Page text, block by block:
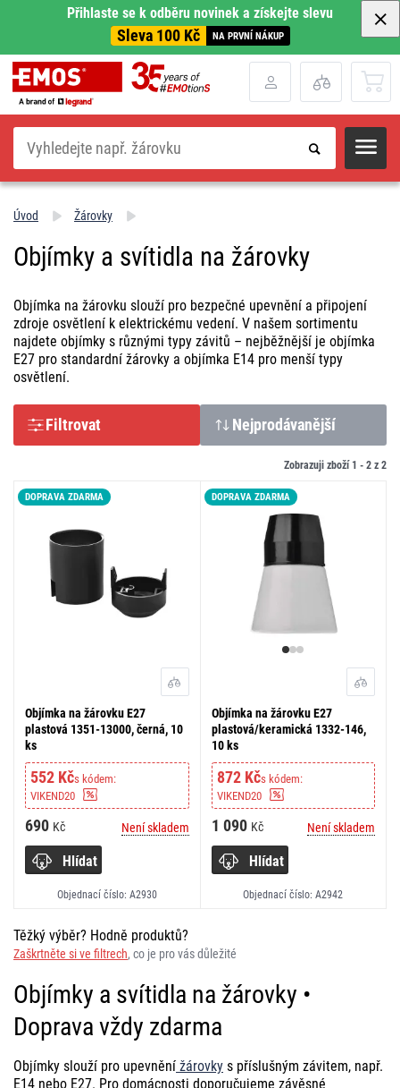
Přihlaste se k odběru novinek a získejte slevu
Sleva 100 Kč NA PRVNÍ NÁKUP
Hledat
Úvod Žárovky
Objímky a svítidla na žárovky
Objímka na žárovku slouží pro bezpečné upevnění a připojení
zdroje osvětlení k elektrickému vedení. V našem sortimentu
najdete objímky s různými typy závitů – nejběžnější je objímka
E27 pro standardní žárovky a objímka E14 pro menší typy
osvětlení.
Filtrovat Nejprodávanější
Zobrazuji zboží 1 - 2 z 2
DOPRAVA ZDARMA
Objímka na žárovku E27
plastová 1351-13000, černá, 10
ks
552 Kčs kódem:
VIKEND20
690 Kč Není skladem
Hlídat
Objednací číslo: A2930
DOPRAVA ZDARMA
Objímka na žárovku E27
plastová/keramická 1332-146,
10 ks
872 Kčs kódem:
VIKEND20
1 090 Kč Není skladem
Hlídat
Objednací číslo: A2942
Těžký výběr? Hodně produktů?
Zaškrtněte si ve filtrech, co je pro vás důležité
Objímky a svítidla na žárovky •
Doprava vždy zdarma
Objímky slouží pro upevnění žárovky s příslušným závitem, např.
E14 nebo E27. Pro domácnosti doporučujeme závěsné